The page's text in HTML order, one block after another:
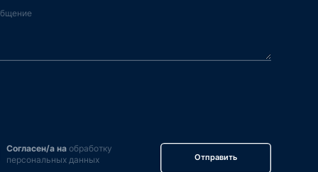
Согласен/а наобработку
персональных данных
Отправить